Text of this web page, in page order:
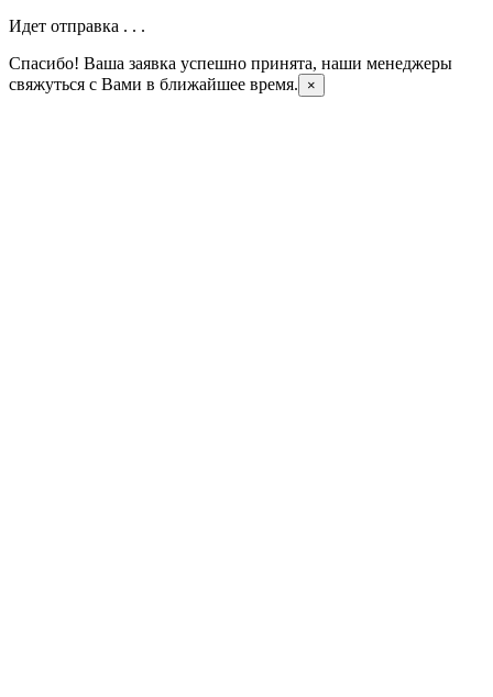
Идет отправка . . .
Спасибо! Ваша заявка успешно принята, наши менеджеры
свяжуться с Вами в ближайшее время.
×